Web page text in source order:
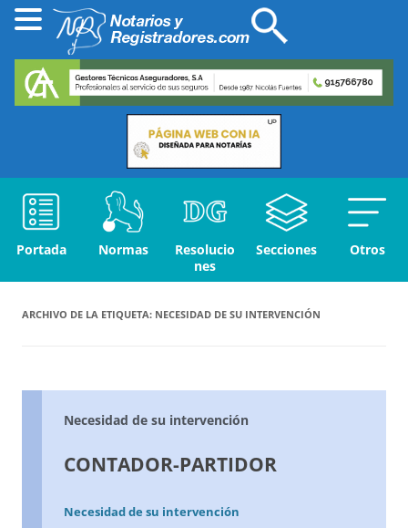
Portada Normas
Resolucio
nes
Secciones Otros
ARCHIVO DE LA ETIQUETA: NECESIDAD DE SU INTERVENCIÓN
Necesidad de su intervención
CONTADOR-PARTIDOR
Necesidad de su intervención